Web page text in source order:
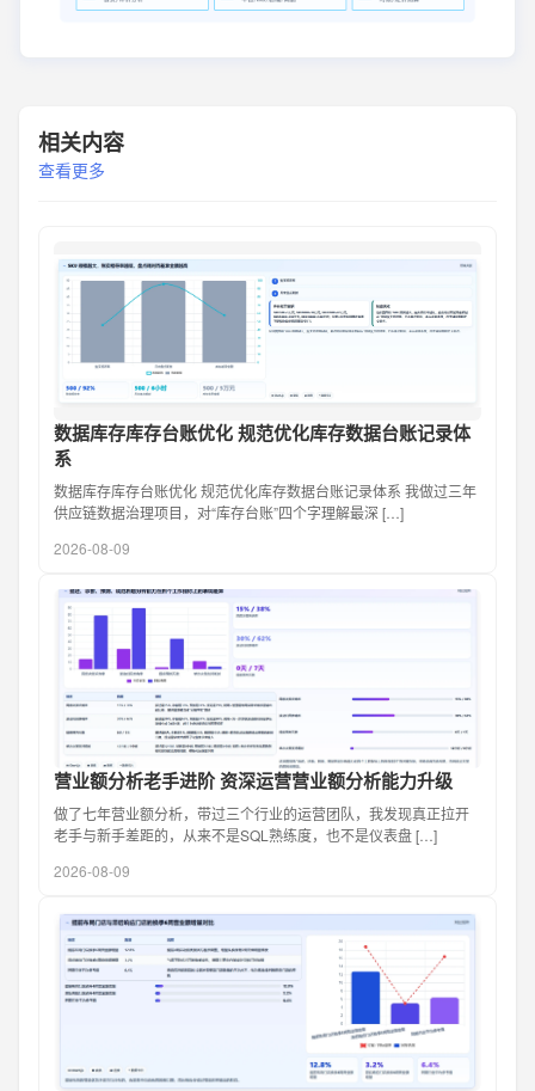
相关内容
查看更多
数据库存库存台账优化 规范优化库存数据台账记录体
系
数据库存库存台账优化 规范优化库存数据台账记录体系 我做过三年
供应链数据治理项目，对“库存台账”四个字理解最深 […]
2026-08-09
营业额分析老手进阶 资深运营营业额分析能力升级
做了七年营业额分析，带过三个行业的运营团队，我发现真正拉开
老手与新手差距的，从来不是SQL熟练度，也不是仪表盘 […]
2026-08-09